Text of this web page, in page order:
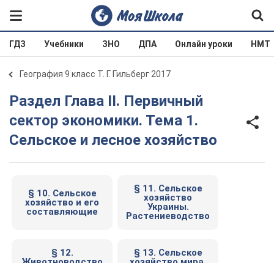
ГДЗ Учебники ЗНО ДПА Онлайн уроки НМТ
География 9 класс Т. Г. Гильберг 2017
Раздел Глава II. Первичный
сектор экономики. Тема 1.
Сельское и лесное хозяйство
§ 10. Сельское
хозяйство и его
составляющие
§ 11. Сельское
хозяйство
Украины.
Растениеводство
§ 12.
§ 13. Сельское